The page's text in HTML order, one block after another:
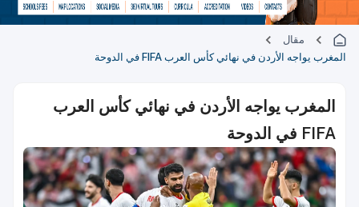
مقال
المغرب يواجه الأردن في نهائي كأس العرب FIFA في الدوحة
المغرب يواجه الأردن في نهائي كأس العرب
FIFA في الدوحة